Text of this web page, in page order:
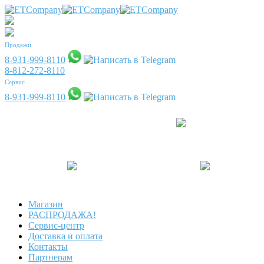
Продажи
8-931-999-8110
8-812-272-8110
Сервис
8-931-999-8110
Магазин
РАСПРОДАЖА!
Сервис-центр
Доставка и оплата
Контакты
Партнерам